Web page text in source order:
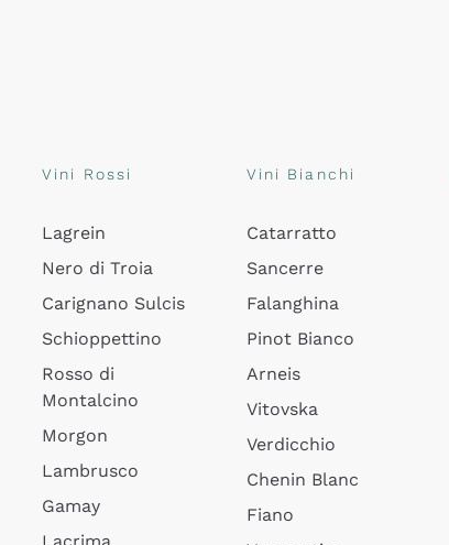
Vini Rossi
Lagrein
Nero di Troia
Carignano Sulcis
Schioppettino
Rosso di
Montalcino
Morgon
Lambrusco
Gamay
Vini Bianchi
Catarratto
Sancerre
Falanghina
Pinot Bianco
Arneis
Vitovska
Verdicchio
Chenin Blanc
Fiano